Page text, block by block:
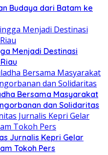
Budaya dari Batam ke
Menjadi Destinasi
Bersama Masyarakat
dan Solidaritas
Jurnalis Kepri Gelar
Tokoh Pers